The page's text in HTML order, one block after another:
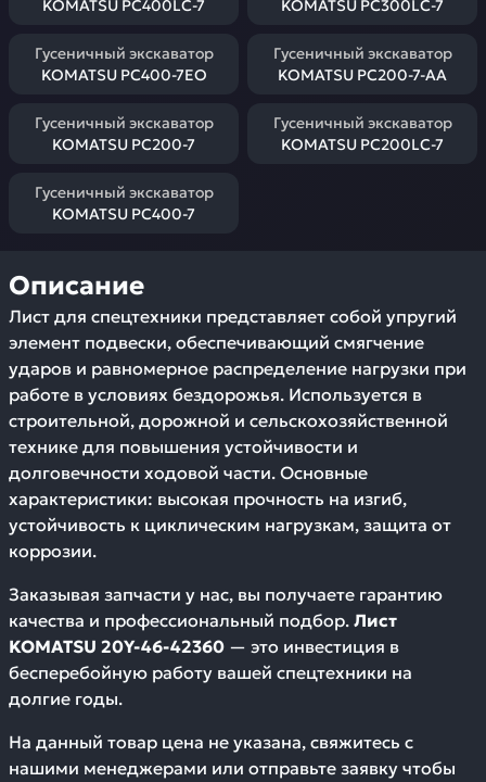
KOMATSU PC400LC-7
KOMATSU PC300LC-7
Гусеничный экскаватор
KOMATSU PC400-7EO
Гусеничный экскаватор
KOMATSU PC200-7-AA
Гусеничный экскаватор
KOMATSU PC200-7
Гусеничный экскаватор
KOMATSU PC200LC-7
Гусеничный экскаватор
KOMATSU PC400-7
Описание
Лист для спецтехники представляет собой упругий
элемент подвески, обеспечивающий смягчение
ударов и равномерное распределение нагрузки при
работе в условиях бездорожья. Используется в
строительной, дорожной и сельскохозяйственной
технике для повышения устойчивости и
долговечности ходовой части. Основные
характеристики: высокая прочность на изгиб,
устойчивость к циклическим нагрузкам, защита от
коррозии.
Заказывая запчасти у нас, вы получаете гарантию
качества и профессиональный подбор. Лист
KOMATSU 20Y-46-42360 — это инвестиция в
бесперебойную работу вашей спецтехники на
долгие годы.
На данный товар цена не указана, свяжитесь с
нашими менеджерами или отправьте заявку чтобы